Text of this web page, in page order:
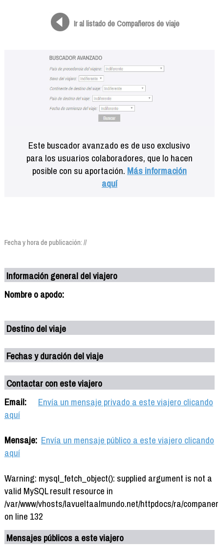
Ir al listado de Compañeros de viaje
Este buscador avanzado es de uso exclusivo
para los usuarios colaboradores, que lo hacen
posible con su aportación. Más información
aquí
Fecha y hora de publicación: //
Información general del viajero
Nombre o apodo:
Destino del viaje
Fechas y duración del viaje
Contactar con este viajero
Email:
Envía un mensaje privado a este viajero clicando
aquí
Mensaje: Envía un mensaje público a este viajero clicando
aquí
Warning: mysql_fetch_object(): supplied argument is not a
valid MySQL result resource in
/var/www/vhosts/lavueltaalmundo.net/httpdocs/ra/
on line 132
Mensajes públicos a este viajero